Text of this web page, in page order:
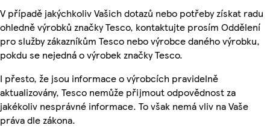
V případě jakýchkoliv Vašich dotazů nebo potřeby získat radu
ohledně výrobků značky Tesco, kontaktujte prosím Oddělení
pro služby zákazníkům Tesco nebo výrobce daného výrobku,
pokdu se nejedná o výrobek značky Tesco.
I přesto, že jsou informace o výrobcích pravidelně
aktualizovány, Tesco nemůže přijmout odpovědnost za
jakékoliv nesprávné informace. To však nemá vliv na Vaše
práva dle zákona.